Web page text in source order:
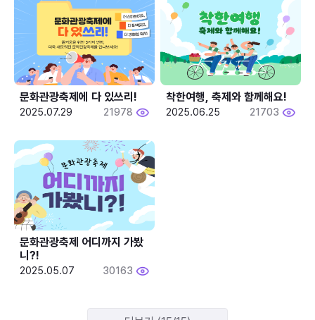
문화관광축제에 다 있쓰리!
2025.07.29 21978
착한여행, 축제와 함께해요!
2025.06.25 21703
문화관광축제 어디까지 가봤
니?!
2025.05.07 30163